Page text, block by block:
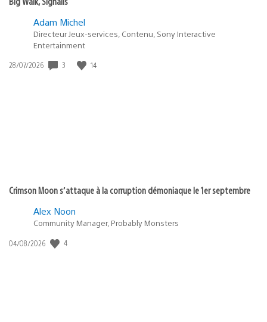
Adam Michel
Directeur Jeux-services, Contenu, Sony Interactive
Entertainment
Date
28/07/2026 3 14
Crimson Moon s’attaque à la corruption démoniaque le 1er septembre
Alex Noon
Community Manager, Probably Monsters
Date
04/08/2026 4